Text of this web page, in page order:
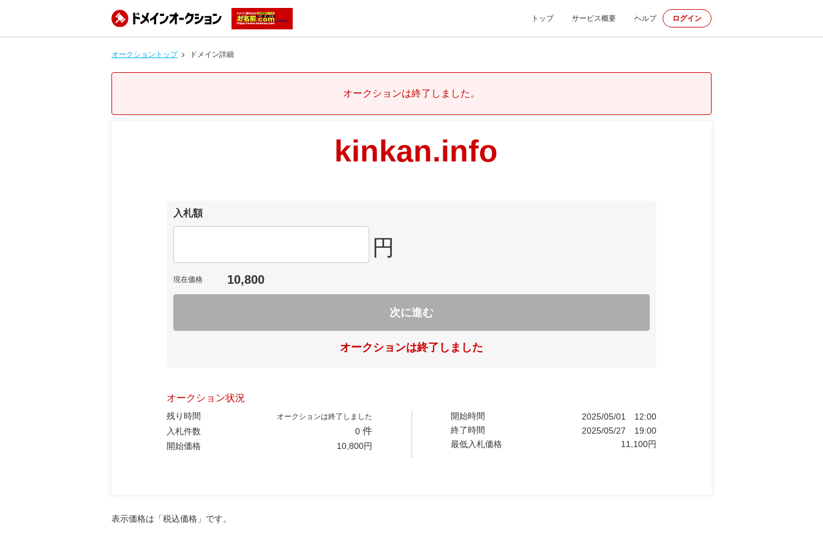
トップ サービス概要 ヘルプ ログイン
オークショントップ ドメイン詳細
オークションは終了しました。
kinkan.info
入札額
円
現在価格 10,800
次に進む
オークションは終了しました
オークション状況
残り時間 オークションは終了しました
入札件数 0 件
開始価格 10,800円
開始時間 2025/05/01
12:00
終了時間
2025/05/27
19:00
最低入札価格
11,100円
表示価格は「税込価格」です。